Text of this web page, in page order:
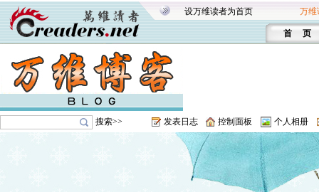
设万维读者为首页 万维
首 页
搜索>> 发表日志 控制面板 个人相册